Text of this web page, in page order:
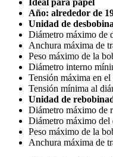
Ideal para papel
Año: alrededor de
Unidad de
Diámetro máximo de
Anchura máxima de
Peso máximo de la
Diámetro interno
Tensión máxima en
Tensión mínima al
Unidad de
Diámetro máximo de
Diámetro máximo del
Peso máximo de la
Anchura máxima de